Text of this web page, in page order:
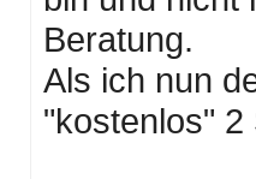
Beratung.
Als ich nun
"kostenlos"